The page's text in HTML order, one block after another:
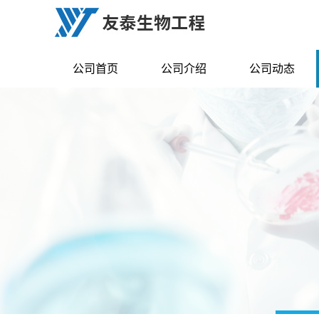
公司首页 公司介绍 公司动态